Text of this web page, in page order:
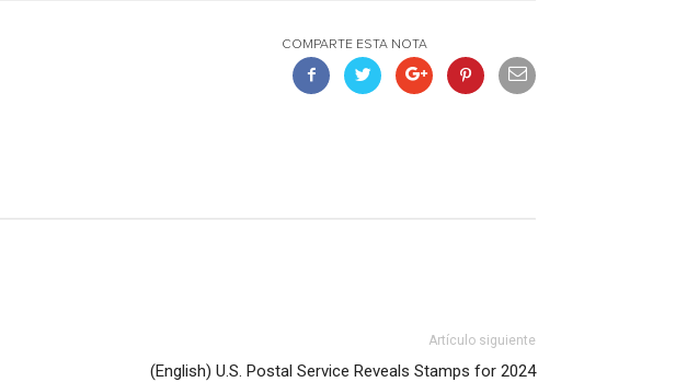
COMPARTE ESTA NOTA
Artículo siguiente
(English) U.S. Postal Service Reveals Stamps for 2024